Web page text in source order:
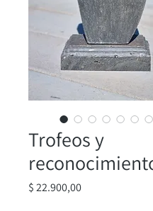
Trofeos y
$ 22.900,00Precio